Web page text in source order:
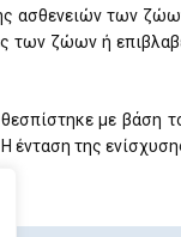
ασθενειών των
των ζώων ή
με βάση
της